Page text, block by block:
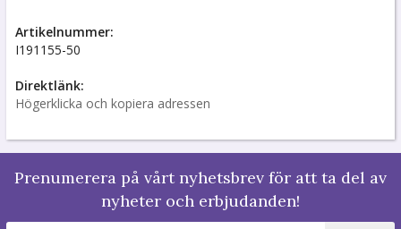
Artikelnummer:
I191155-50
Direktlänk:
Högerklicka och kopiera adressen
Prenumerera på vårt nyhetsbrev för att ta del av
nyheter och erbjudanden!